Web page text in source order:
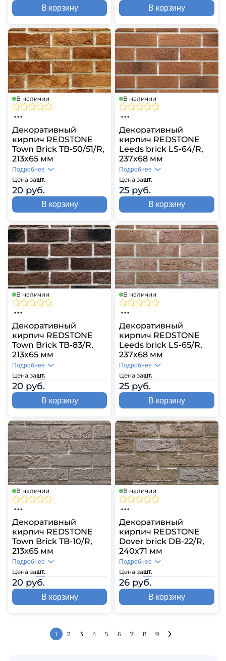
В корзину В корзину
В наличии
Декоративный
кирпич REDSTONE
Town Brick TB-50/51/R,
213х65 мм
Цена зашт.
20 руб.
Подробнее
В корзину
В наличии
Декоративный
кирпич REDSTONE
Leeds brick LS-64/R,
237х68 мм
Цена зашт.
25 руб.
Подробнее
В корзину
В наличии
Декоративный
кирпич REDSTONE
Town Brick TB-83/R,
213х65 мм
Цена зашт.
20 руб.
Подробнее
В корзину
В наличии
Декоративный
кирпич REDSTONE
Leeds brick LS-65/R,
237х68 мм
Цена зашт.
25 руб.
Подробнее
В корзину
В наличии
Декоративный
кирпич REDSTONE
Town Brick TB-10/R,
213х65 мм
Цена зашт.
20 руб.
Подробнее
В корзину
В наличии
Декоративный
кирпич REDSTONE
Dover brick DB-22/R,
240х71 мм
Цена зашт.
26 руб.
Подробнее
В корзину
1 2 3 4 5 6 7 8 9